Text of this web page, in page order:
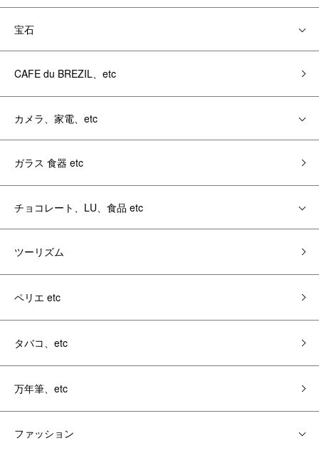
宝石
CAFE du BREZIL、etc
カメラ、家電、etc
ガラス 食器 etc
チョコレート、LU、食品 etc
ツーリズム
ペリエ etc
タバコ、etc
万年筆、etc
ファッション